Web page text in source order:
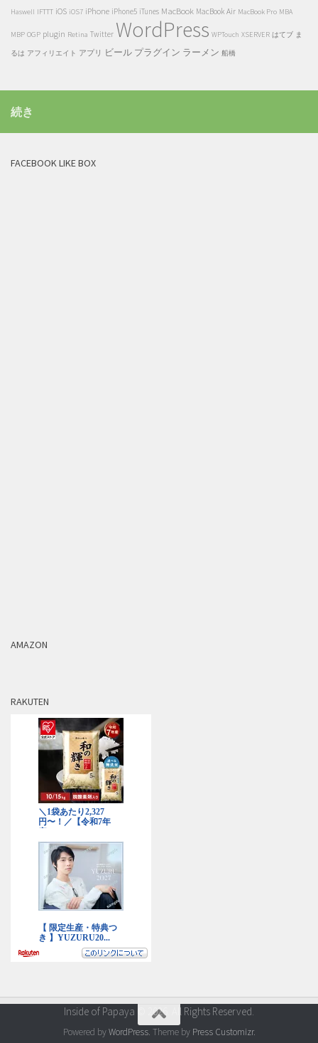
Haswell IFTTT iOS iOS7 iPhone iPhone5 iTunes MacBook MacBook Air MacBook Pro MBA
MBP OGP plugin Retina Twitter WordPress WPTouch XSERVER はてブ ま
るは アフィリエイト アプリ ビール プラグイン ラーメン 船橋
続き
FACEBOOK LIKE BOX
AMAZON
RAKUTEN
Inside of Papaya © 2026. All Rights Reserved.
Powered byWordPress. Theme by Press Customizr.